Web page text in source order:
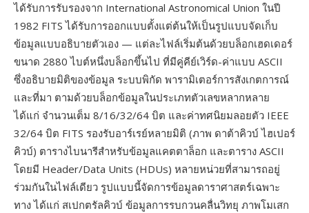
ได้รับการรับรองจาก International Astronomical Union ในปี
1982 FITS ได้รับการออกแบบตั้งแต่ต้นให้เป็นรูปแบบจัดเก็บ
ข้อมูลแบบอธิบายตัวเอง — แต่ละไฟล์เริ่มต้นด้วยบล็อกเฮดเดอร์
ขนาด 2880 ไบต์หนึ่งบล็อกขึ้นไป ที่มีคู่คีย์เวิร์ด-ค่าแบบ ASCII
ซึ่งอธิบายมิติของข้อมูล ระบบพิกัด พารามิเตอร์การสังเกตการณ์
และที่มา ตามด้วยบล็อกข้อมูลในประเภทตัวเลขหลากหลาย
ได้แก่ จำนวนเต็ม 8/16/32/64 บิต และค่าทศนิยมลอยตัว IEEE
32/64 บิต FITS รองรับอาร์เรย์หลายมิติ (ภาพ ดาต้าคิวบ์ ไฮเปอร์
คิวบ์) ตารางไบนารีสำหรับข้อมูลแคตตาล็อก และตาราง ASCII
โดยมี Header/Data Units (HDUs) หลายหน่วยที่สามารถอยู่
ร่วมกันในไฟล์เดียว รูปแบบนี้จัดการข้อมูลดาราศาสตร์เฉพาะ
ทาง ได้แก่ สเปกตรัลคิวบ์ ข้อมูลการรบกวนคลื่นวิทยุ ภาพโมเสก